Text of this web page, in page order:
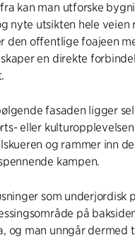
kan man utforske
nyte utsikten hele veien
den offentlige foajeen
en direkte
fasaden ligger
eller
og rammer inn
kampen.
som underjordisk
på
og man unngår dermed